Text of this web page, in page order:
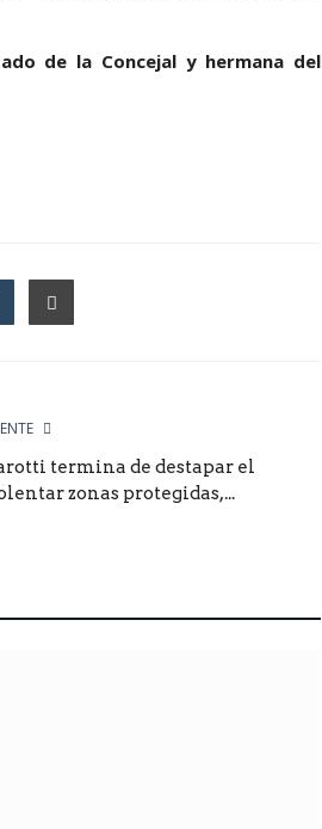
de la Concejal y hermana del
termina de destapar el
zonas protegidas,...
zorros políticos